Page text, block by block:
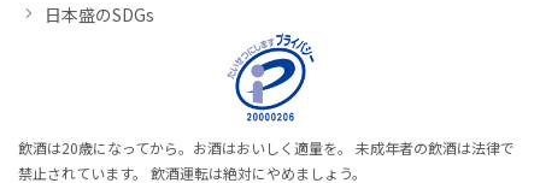
日本盛のSDGs
飲酒は20歳になってから。お酒はおいしく適量を。 未成年者の飲酒は法律で
禁止されています。 飲酒運転は絶対にやめましょう。